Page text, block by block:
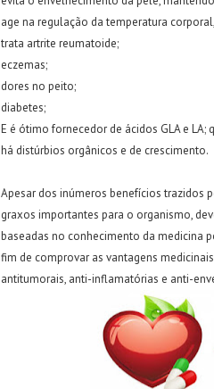
age na regulação da temperatura
trata artrite reumatoide;
eczemas;
dores no peito;
diabetes;
E é ótimo fornecedor de ácidos GLA e
há distúrbios orgânicos e de crescimento.
Apesar dos inúmeros benefícios trazidos
graxos importantes para o organismo,
baseadas no conhecimento da medicina
fim de comprovar as vantagens
antitumorais, anti-inflamatórias e anti-